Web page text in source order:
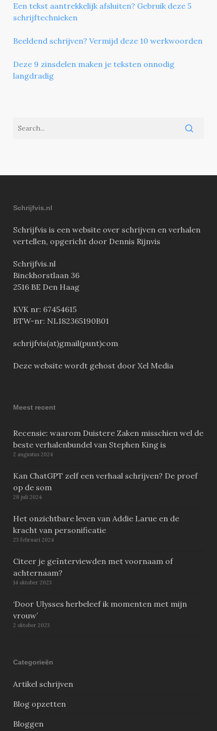
Een tekst aantrekkelijk afsluiten? Gebruik deze 5
schrijftechnieken
Beeldend schrijven? Vermijd deze 10 werkwoorden
Deze 9 zinsdelen maken je teksten onnodig
langdradig
Schrijfvis.nl
Schrijfvis is een website over schrijven en verhalen
vertellen, opgericht door Dennis Rijnvis
Schrijfvis.nl
Binckhorstlaan 36
2516 BE Den Haag
KVK nr: 67454615
BTW-nr: NL182365190B01
schrijfvis(at)gmail(punt)com
Deze website wordt gehost door Xel Media
Meest recent
Recensie: waarom Duistere Zaken misschien wel de
beste verhalenbundel van Stephen King is
2 augustus 2024
Kan ChatGPT zelf een verhaal schrijven? De proef
op de som
28 juli 2024
Het onzichtbare leven van Addie Larue en de
kracht van personificatie
23 februari 2024
Citeer je geïnterviewden met voornaam of
achternaam?
14 oktober 2023
‘Door Ulysses herbeleef ik momenten met mijn
vrouw’
2 oktober 2023
Categorieën
Artikel schrijven
Blog opzetten
Bloggen